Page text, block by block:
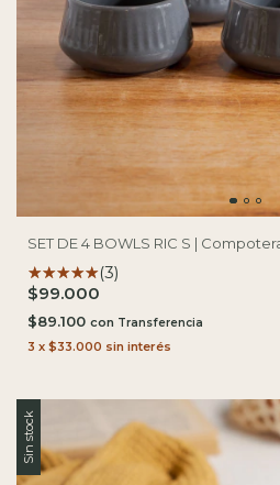
SET DE 4 BOWLS RIC S |
(3)
$99.000
$89.100 con
3 x $33.000 sin interés
Sin stock